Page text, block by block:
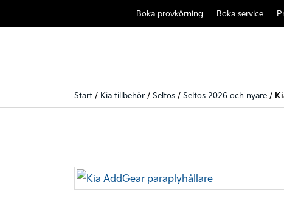
Boka provkörning Boka service
Start / Kia tillbehör / Seltos / Seltos 2026 och nyare /